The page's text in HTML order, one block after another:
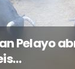
Pelayo